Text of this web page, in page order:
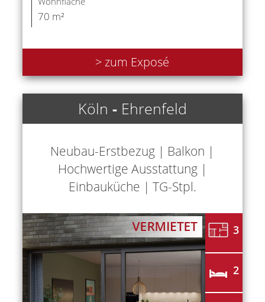
70 m²
> zum Exposé
Köln - Ehrenfeld
Neubau-Erstbezug | Balkon |
Hochwertige Ausstattung |
Einbauküche | TG-Stpl.
3
2